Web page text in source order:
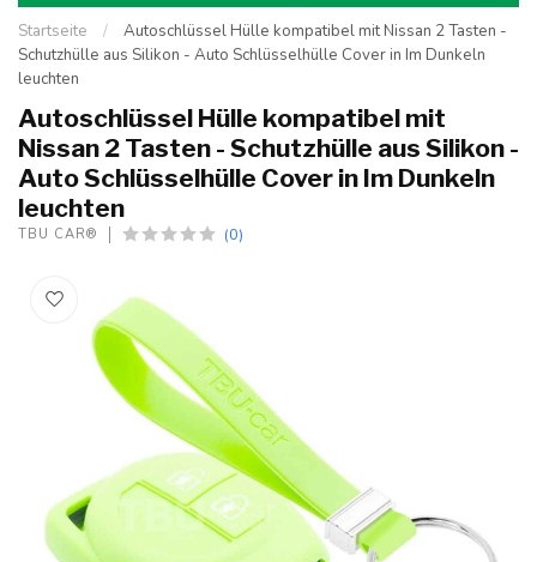
Startseite /
Autoschlüssel Hülle kompatibel mit Nissan 2 Tasten -
Schutzhülle aus Silikon - Auto Schlüsselhülle Cover in Im Dunkeln
leuchten
Autoschlüssel Hülle kompatibel mit
Nissan 2 Tasten - Schutzhülle aus Silikon -
Auto Schlüsselhülle Cover in Im Dunkeln
leuchten
TBU CAR® (0)